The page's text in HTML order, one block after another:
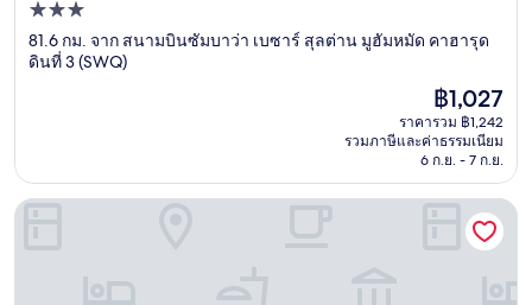
ที่พัก
3.0
ดาว
81.6 กม. จาก สนามบินซัมบาว่า เบซาร์ สุลต่าน มูฮัมหมัด คาฮารุด
ดินที่ 3 (SWQ)
ราคา
ปัจจุบัน
คือ
฿1,027
฿1,027
ราคารวม ฿1,242
รวมภาษีและค่าธรรมเนียม
6 ก.ย. - 7 ก.ย.
โมเซียน บีช รีสอร์ต